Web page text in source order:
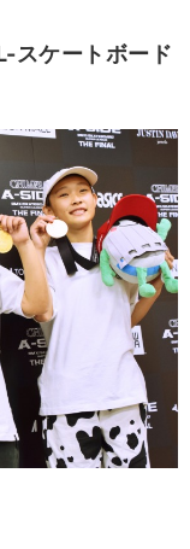
スケートボード